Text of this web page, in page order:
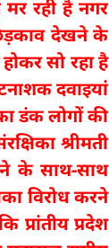
रही है नगर
देखने के
सो रहा है
दवाइयां
डंक लोगों की
श्रीमती
के साथ-साथ
विरोध करने
प्रांतीय प्रदेश